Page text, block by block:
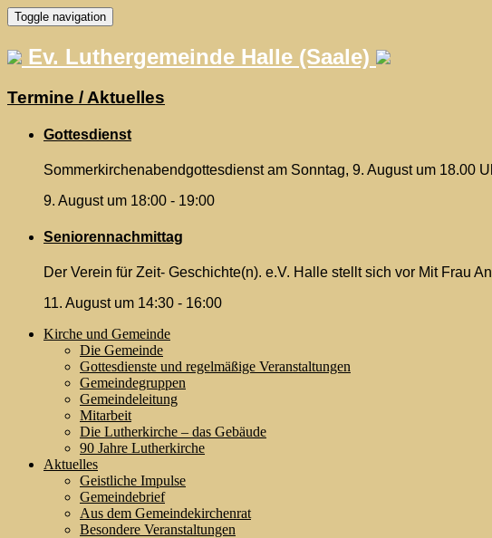
Skip
to
content
Toggle navigation
Ev. Luthergemeinde Halle (Saale)
Termine / Aktuelles
Gottesdienst
Sommerkirchenabendgottesdienst am Sonntag, 9. August um 18.00
9. August um 18:00 - 19:00
Seniorennachmittag
Der Verein für Zeit- Geschichte(n). e.V. Halle stellt sich vor Mit Frau
11. August um 14:30 - 16:00
Kirche und Gemeinde
Die Gemeinde
Gottesdienste und regelmäßige Veranstaltungen
Gemeindegruppen
Gemeindeleitung
Mitarbeit
Die Lutherkirche – das Gebäude
90 Jahre Lutherkirche
Aktuelles
Geistliche Impulse
Gemeindebrief
Aus dem Gemeindekirchenrat
Besondere Veranstaltungen